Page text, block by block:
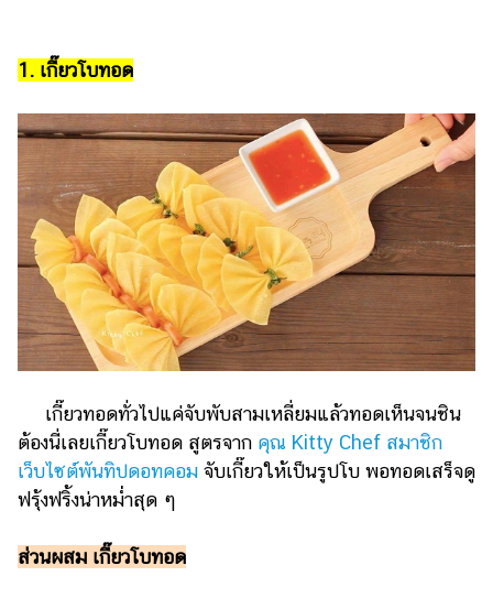
ตกแต่ง
มือ
ถือ
ราคา
ทอง
ราคา
น้ำมัน
วา
ไร
แต่งงาน
แม่
และ
สัตว์
1. เกี๊ยวโบทอด
เกี๊ยวทอดทั่วไปแค่จับพับสามเหลี่ยมแล้วทอดเห็นจนชิน
ต้องนี่เลยเกี๊ยวโบทอด สูตรจาก คุณ Kitty Chef สมาชิก
เว็บไซต์พันทิปดอทคอม จับเกี๊ยวให้เป็นรูปโบ พอทอดเสร็จดู
ฟรุ้งฟริ้งน่าหม่ำสุด ๆ
ส่วนผสม เกี๊ยวโบทอด